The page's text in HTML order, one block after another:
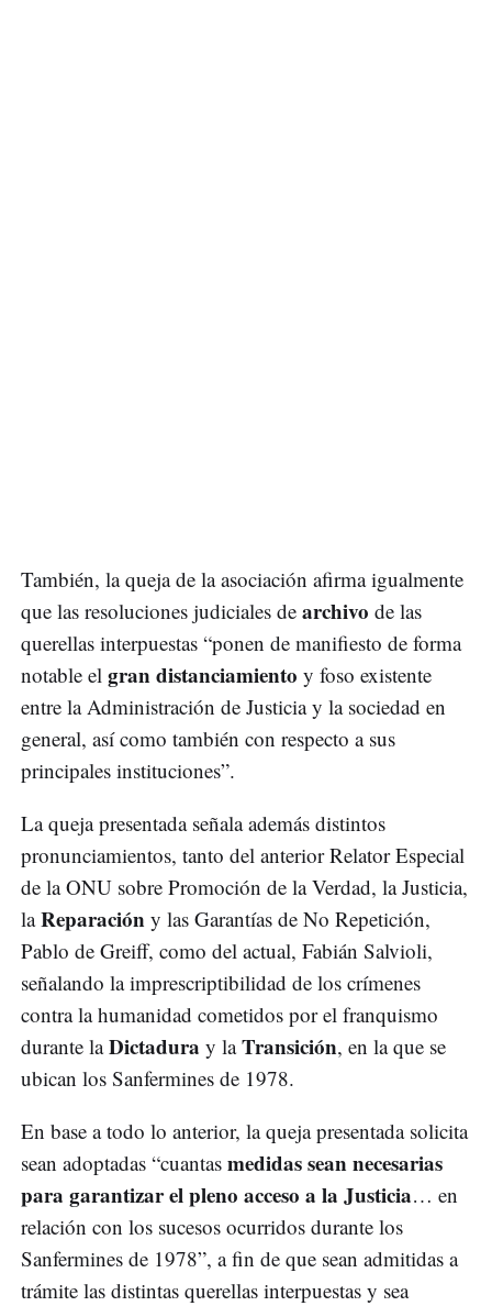
También, la queja de la asociación afirma igualmente
que las resoluciones judiciales de archivo de las
querellas interpuestas “ponen de manifiesto de forma
notable el gran distanciamiento y foso existente
entre la Administración de Justicia y la sociedad en
general, así como también con respecto a sus
principales instituciones”.
La queja presentada señala además distintos
pronunciamientos, tanto del anterior Relator Especial
de la ONU sobre Promoción de la Verdad, la Justicia,
laReparación y las Garantías de No Repetición,
Pablo de Greiff, como del actual, Fabián Salvioli,
señalando la imprescriptibilidad de los crímenes
contra la humanidad cometidos por el franquismo
durante laDictadura y laTransición, en la que se
ubican los Sanfermines de 1978.
En base a todo lo anterior, la queja presentada solicita
sean adoptadas “cuantas medidas sean necesarias
para garantizar el pleno acceso a la Justicia… en
relación con los sucesos ocurridos durante los
Sanfermines de 1978”, a fin de que sean admitidas a
trámite las distintas querellas interpuestas y sea